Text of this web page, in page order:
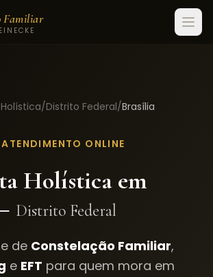
Familiar
/Distrito Federal/Brasília
ATENDIMENTO ONLINE
Holística em
Distrito Federal
de Constelação Familiar,
e EFT para quem mora em